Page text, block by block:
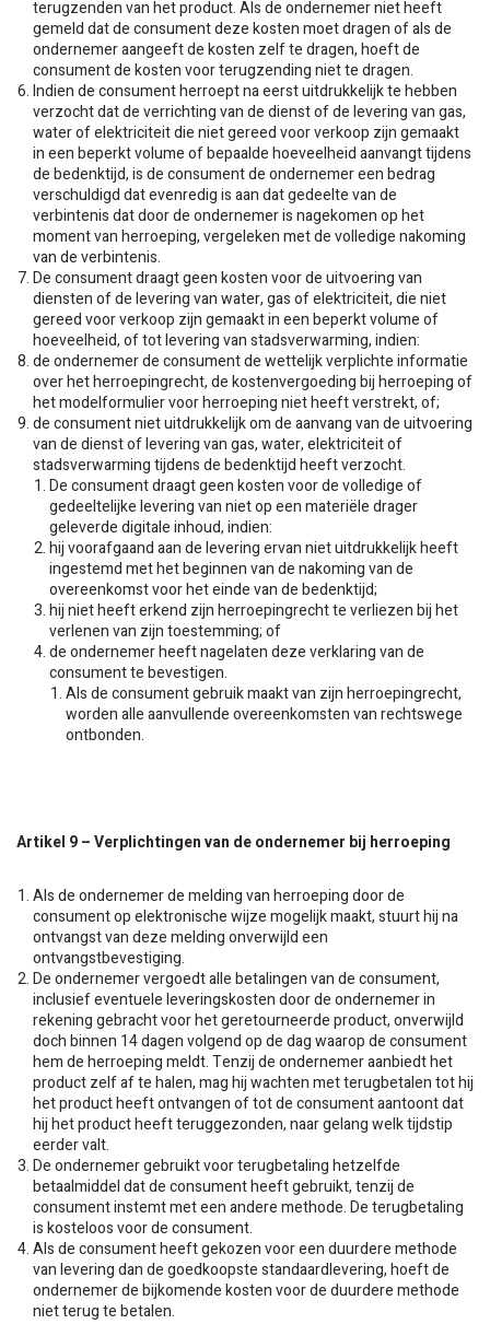
terugzenden van het product. Als de ondernemer niet heeft
gemeld dat de consument deze kosten moet dragen of als de
ondernemer aangeeft de kosten zelf te dragen, hoeft de
consument de kosten voor terugzending niet te dragen.
Indien de consument herroept na eerst uitdrukkelijk te hebben
verzocht dat de verrichting van de dienst of de levering van gas,
water of elektriciteit die niet gereed voor verkoop zijn gemaakt
in een beperkt volume of bepaalde hoeveelheid aanvangt tijdens
de bedenktijd, is de consument de ondernemer een bedrag
verschuldigd dat evenredig is aan dat gedeelte van de
verbintenis dat door de ondernemer is nagekomen op het
moment van herroeping, vergeleken met de volledige nakoming
van de verbintenis.
De consument draagt geen kosten voor de uitvoering van
diensten of de levering van water, gas of elektriciteit, die niet
gereed voor verkoop zijn gemaakt in een beperkt volume of
hoeveelheid, of tot levering van stadsverwarming, indien:
de ondernemer de consument de wettelijk verplichte informatie
over het herroepingrecht, de kostenvergoeding bij herroeping of
het modelformulier voor herroeping niet heeft verstrekt, of;
de consument niet uitdrukkelijk om de aanvang van de uitvoering
van de dienst of levering van gas, water, elektriciteit of
stadsverwarming tijdens de bedenktijd heeft verzocht.
De consument draagt geen kosten voor de volledige of
gedeeltelijke levering van niet op een materiële drager
geleverde digitale inhoud, indien:
hij voorafgaand aan de levering ervan niet uitdrukkelijk heeft
ingestemd met het beginnen van de nakoming van de
overeenkomst voor het einde van de bedenktijd;
hij niet heeft erkend zijn herroepingrecht te verliezen bij het
verlenen van zijn toestemming; of
de ondernemer heeft nagelaten deze verklaring van de
consument te bevestigen.
Als de consument gebruik maakt van zijn herroepingrecht,
worden alle aanvullende overeenkomsten van rechtswege
ontbonden.
Artikel 9 – Verplichtingen van de ondernemer bij herroeping
Als de ondernemer de melding van herroeping door de
consument op elektronische wijze mogelijk maakt, stuurt hij na
ontvangst van deze melding onverwijld een
ontvangstbevestiging.
De ondernemer vergoedt alle betalingen van de consument,
inclusief eventuele leveringskosten door de ondernemer in
rekening gebracht voor het geretourneerde product, onverwijld
doch binnen 14 dagen volgend op de dag waarop de consument
hem de herroeping meldt. Tenzij de ondernemer aanbiedt het
product zelf af te halen, mag hij wachten met terugbetalen tot hij
het product heeft ontvangen of tot de consument aantoont dat
hij het product heeft teruggezonden, naar gelang welk tijdstip
eerder valt.
De ondernemer gebruikt voor terugbetaling hetzelfde
betaalmiddel dat de consument heeft gebruikt, tenzij de
consument instemt met een andere methode. De terugbetaling
is kosteloos voor de consument.
Als de consument heeft gekozen voor een duurdere methode
van levering dan de goedkoopste standaardlevering, hoeft de
ondernemer de bijkomende kosten voor de duurdere methode
niet terug te betalen.